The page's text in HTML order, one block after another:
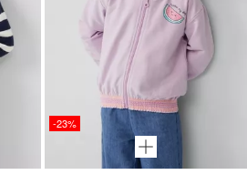
-23%